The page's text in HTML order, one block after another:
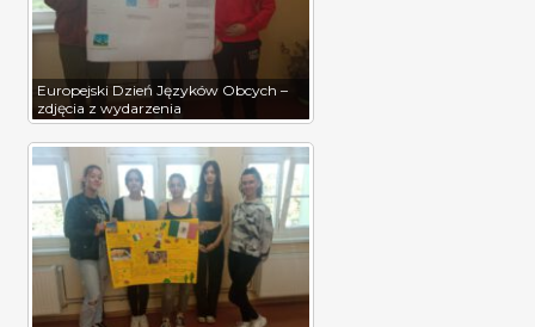
Europejski Dzień Języków Obcych –
zdjęcia z wydarzenia